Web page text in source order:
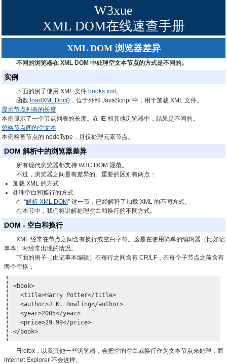
W3xue
XML DOM在线速查手册
XML DOM 浏览器差异
不同的浏览器在 XML DOM 中处理空文本节点的方式是不同的。
实例
下面的例子使用 XML 文件 books.xml 。
函数 loadXMLDoc() ，位于外部 JavaScript 中，用于加载 XML 文件。
显示节点列表的长度
本例显示了一个节点列表的长度。在 IE 和其他浏览器中，结果是不同的。
忽略节点间的空文本
本例检查节点的 nodeType，且仅处理元素节点。
DOM 解析中的浏览器差异
所有现代浏览器都支持 W3C DOM 规范。
不过，浏览器之间是有差异的。重要的区别有两点：
加载 XML 的方式
处理空白和换行的方式
在 “解析 XML DOM” 这一节，已经解释了加载 XML 的不同方式。
在本节中，我们将讲解处理空白和换行的不同方式。
DOM - 空白和换行
XML 经常在节点之间含有换行或空白字符。这是在使用简单的编辑器（比如记
事本）时经常出现的情况。
下面的例子（由记事本编辑）在每行之间含有 CR/LF，在每个子节点之前含有
两个空格：
<book>
  <title>Harry Potter</title>
  <author>J K. Rowling</author>
  <year>2005</year>
  <price>29.99</price>
</book>
Firefox，以及其他一些浏览器，会把空的空白或换行作为文本节点来处理，而
Internet Explorer 不会这样。